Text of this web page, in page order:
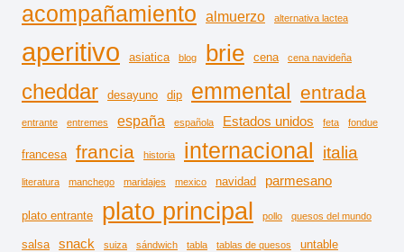
acompañamiento almuerzo alternativa lactea
aperitivo asiatica blog brie cena cena navideña
cheddar desayuno dip emmental entrada
entrante entremes españa española Estados unidos feta fondue
francesa francia historia internacional italia
literatura manchego maridajes mexico navidad parmesano
plato entrante plato principal pollo quesos del mundo
salsa snack suiza sándwich tabla tablas de quesos untable